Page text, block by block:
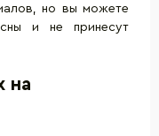
но вы можете
и не принесут
на